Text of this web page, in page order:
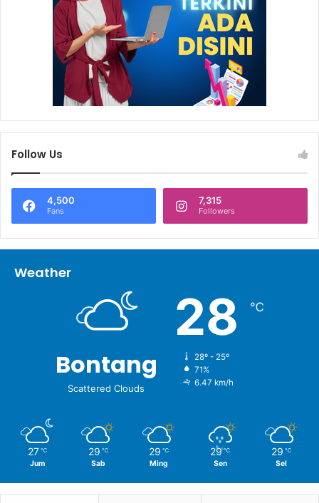
Follow Us
4,500
Fans
7,315
Followers
Weather
Bontang
Scattered Clouds
28 ℃
28º - 25º
71%
6.47 km/h
27 ℃
Jum
29 ℃
Sab
29 ℃
Ming
29 ℃
Sen
29 ℃
Sel